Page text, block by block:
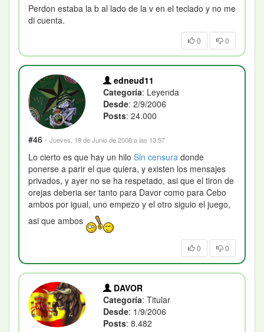
Perdon estaba la b al lado de la v en el teclado y no me
di cuenta.
0 0
edneud11
Categoría: Leyenda
Desde: 2/9/2006
Posts: 24.000
#46 · Jueves, 19 de Junio de 2008 a las 13:57
Lo cierto es que hay un hilo Sin censura donde
ponerse a parir el que quiera, y existen los mensajes
privados, y ayer no se ha respetado, asi que el tiron de
orejas deberia ser tanto para Davor como para Cebo
ambos por igual, uno empezo y el otro siguio el juego,
asi que ambos
0 0
DAVOR
Categoría: Titular
Desde: 1/9/2006
Posts: 8.482